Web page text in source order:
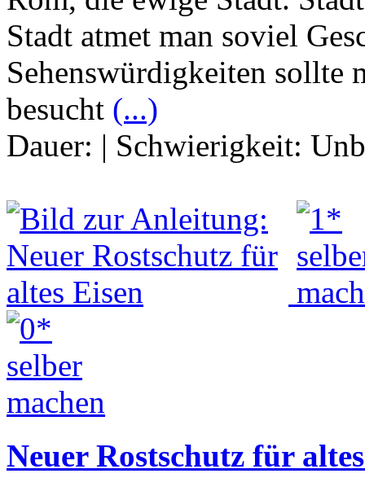
Stadt atmet man soviel
Sehenswürdigkeiten sollte
besucht (...)
Dauer: | Schwierigkeit:
Neuer Rostschutz für